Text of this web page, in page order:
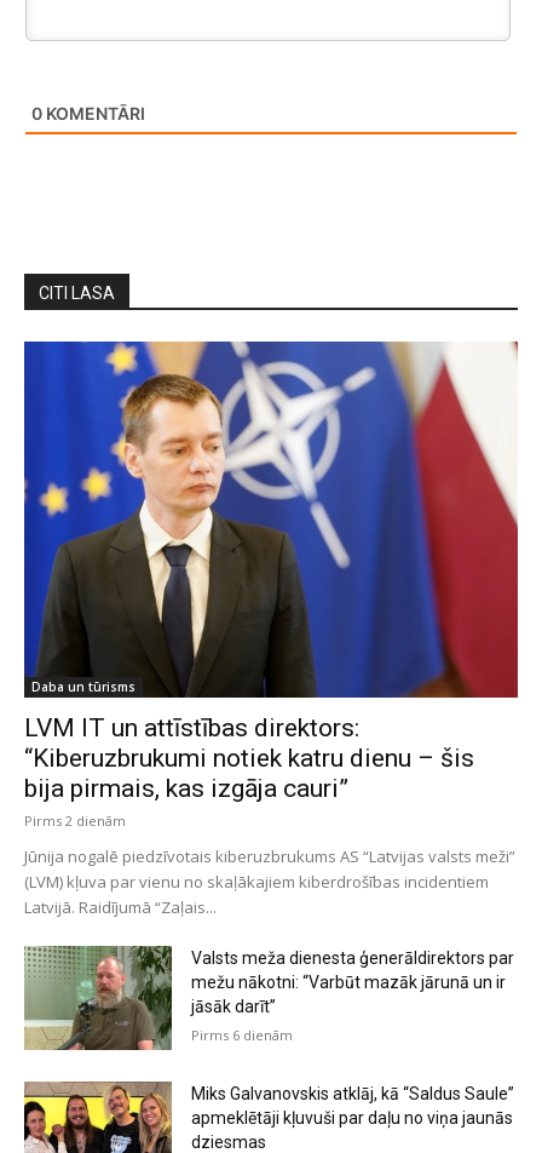
0 KOMENTĀRI
CITI LASA
Daba un tūrisms
LVM IT un attīstības direktors:
“Kiberuzbrukumi notiek katru dienu – šis
bija pirmais, kas izgāja cauri”
Pirms 2 dienām
Jūnija nogalē piedzīvotais kiberuzbrukums AS “Latvijas valsts meži”
(LVM) kļuva par vienu no skaļākajiem kiberdrošības incidentiem
Latvijā. Raidījumā “Zaļais...
Valsts meža dienesta ģenerāldirektors par
mežu nākotni: “Varbūt mazāk jārunā un ir
jāsāk darīt”
Pirms 6 dienām
Miks Galvanovskis atklāj, kā “Saldus Saule”
apmeklētāji kļuvuši par daļu no viņa jaunās
dziesmas